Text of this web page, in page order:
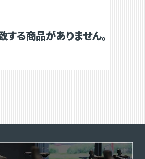
する商品がありません。